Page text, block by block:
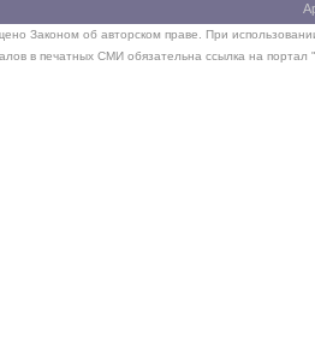
Законом об авторском праве. При
в печатных СМИ обязательна ссылка на